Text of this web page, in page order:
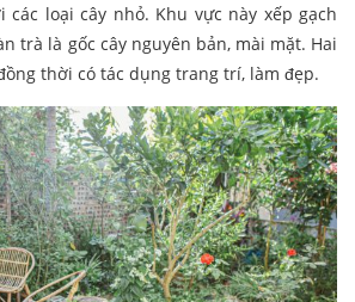
loại cây nhỏ. Khu vực này xếp gạch
trà là gốc cây nguyên bản, mài mặt. Hai
thời có tác dụng trang trí, làm đẹp.